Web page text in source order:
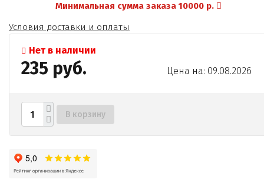
Минимальная сумма заказа 10000 р.
Условия доставки и оплаты
Нет в наличии
235 руб. Цена на: 09.08.2026
В корзину